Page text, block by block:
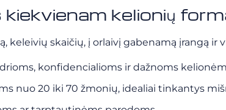
kelionių
keleivių skaičių, į orlaivį gabenamą įrangą ir
konfidencialioms ir dažnoms
nuo 20 iki 70 žmonių, idealiai tinkantys